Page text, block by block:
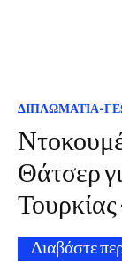
ΔΙΠΛΩΜΑΤΙΑ-
Θάτσερ
Διαβάστε